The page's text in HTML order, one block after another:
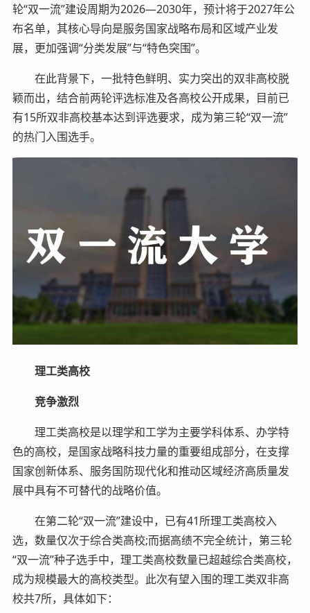
轮“双一流”建设周期为2026—2030年，预计将于2027年公
布名单，其核心导向是服务国家战略布局和区域产业发
展，更加强调“分类发展”与“特色突围”。
在此背景下，一批特色鲜明、实力突出的双非高校脱
颖而出，结合前两轮评选标准及各高校公开成果，目前已
有15所双非高校基本达到评选要求，成为第三轮“双一流”
的热门入围选手。
理工类高校
竞争激烈
理工类高校是以理学和工学为主要学科体系、办学特
色的高校，是国家战略科技力量的重要组成部分，在支撑
国家创新体系、服务国防现代化和推动区域经济高质量发
展中具有不可替代的战略价值。
在第二轮“双一流”建设中，已有41所理工类高校入
选，数量仅次于综合类高校;而据高绩不完全统计，第三轮
“双一流”种子选手中，理工类高校数量已超越综合类高校，
成为规模最大的高校类型。此次有望入围的理工类双非高
校共7所，具体如下：